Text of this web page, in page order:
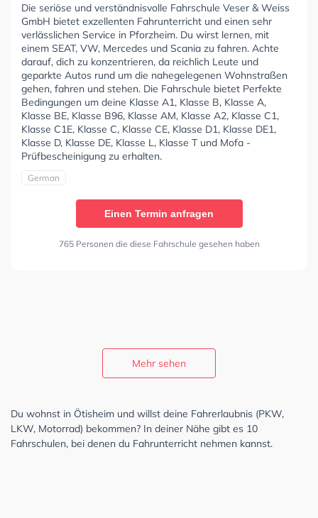
Die seriöse und verständnisvolle Fahrschule Veser & Weiss
GmbH bietet exzellenten Fahrunterricht und einen sehr
verlässlichen Service in Pforzheim. Du wirst lernen, mit
einem SEAT, VW, Mercedes und Scania zu fahren. Achte
darauf, dich zu konzentrieren, da reichlich Leute und
geparkte Autos rund um die nahegelegenen Wohnstraßen
gehen, fahren und stehen. Die Fahrschule bietet Perfekte
Bedingungen um deine Klasse A1, Klasse B, Klasse A,
Klasse BE, Klasse B96, Klasse AM, Klasse A2, Klasse C1,
Klasse C1E, Klasse C, Klasse CE, Klasse D1, Klasse DE1,
Klasse D, Klasse DE, Klasse L, Klasse T und Mofa -
Prüfbescheinigung zu erhalten.
German
Einen Termin anfragen
765 Personen die diese Fahrschule gesehen haben
Mehr sehen
Du wohnst in Ötisheim und willst deine Fahrerlaubnis (PKW,
LKW, Motorrad) bekommen? In deiner Nähe gibt es 10
Fahrschulen, bei denen du Fahrunterricht nehmen kannst.